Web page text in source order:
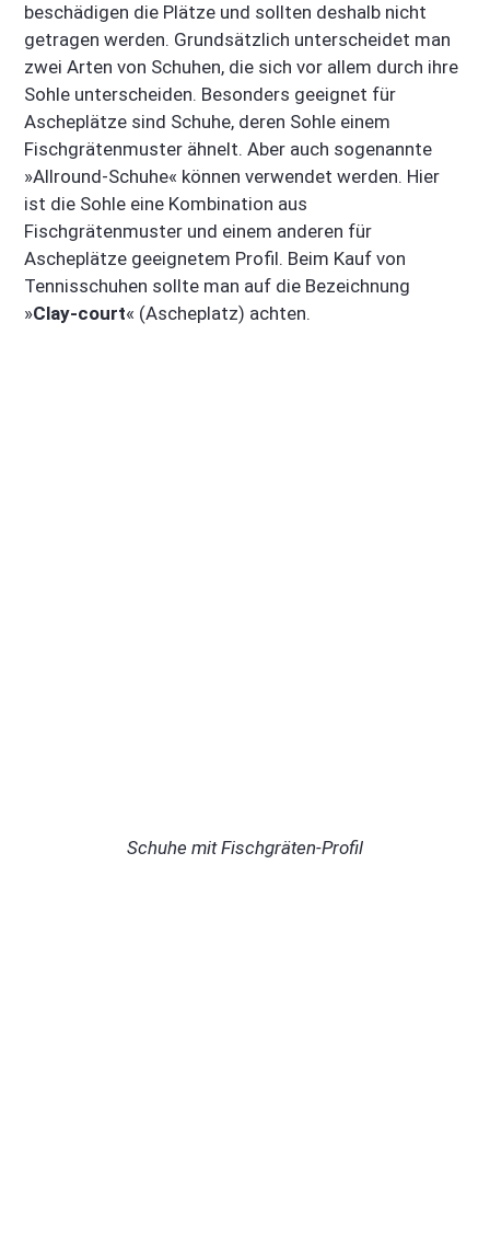
beschädigen die Plätze und sollten deshalb nicht
getragen werden. Grundsätzlich unterscheidet man
zwei Arten von Schuhen, die sich vor allem durch ihre
Sohle unterscheiden. Besonders geeignet für
Ascheplätze sind Schuhe, deren Sohle einem
Fischgrätenmuster ähnelt. Aber auch sogenannte
»Allround-Schuhe« können verwendet werden. Hier
ist die Sohle eine Kombination aus
Fischgrätenmuster und einem anderen für
Ascheplätze geeignetem Profil. Beim Kauf von
Tennisschuhen sollte man auf die Bezeichnung
»Clay-court« (Ascheplatz) achten.
Schuhe mit Fischgräten-Profil